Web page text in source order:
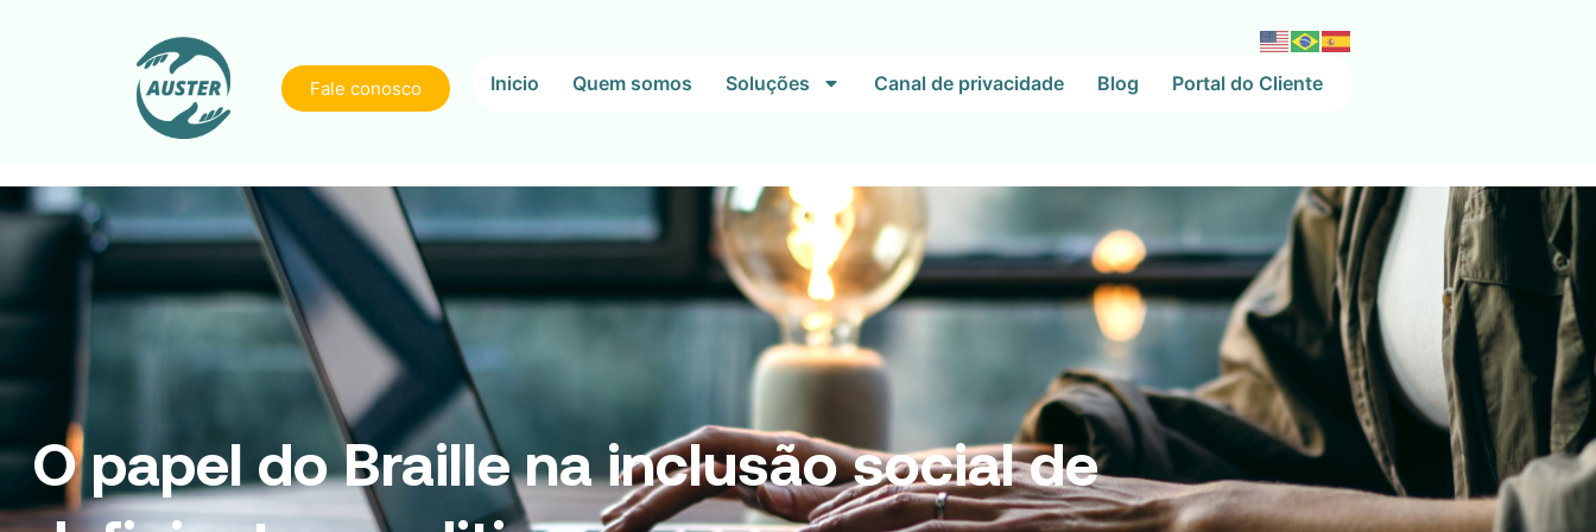
Fale conosco Inicio Quem somos Soluções Canal de privacidade Blog Portal do Cliente
O papel do Braille na inclusão social de